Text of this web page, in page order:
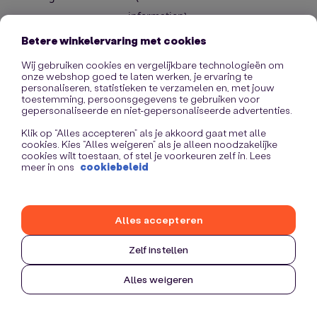
information).
Betere winkelervaring met cookies
Wij gebruiken cookies en vergelijkbare technologieën om
onze webshop goed te laten werken, je ervaring te
personaliseren, statistieken te verzamelen en, met jouw
toestemming, persoonsgegevens te gebruiken voor
gepersonaliseerde en niet-gepersonaliseerde advertenties.
Klik op “Alles accepteren” als je akkoord gaat met alle
cookies. Kies “Alles weigeren” als je alleen noodzakelijke
cookies wilt toestaan, of stel je voorkeuren zelf in. Lees
meer in ons cookiebeleid
Zelf instellen
Alles weigeren
Alles accepteren